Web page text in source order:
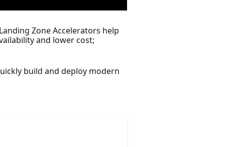
Zone Accelerators help
and lower cost;
build and deploy modern